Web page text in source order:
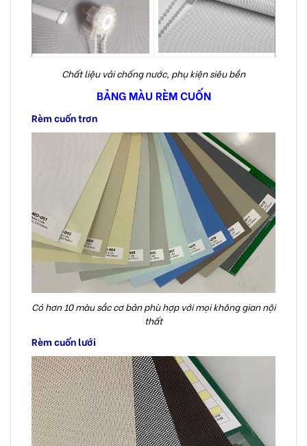
Chất liệu vải chống nước, phụ kiện siêu bền
BẢNG MÀU RÈM CUỐN
Rèm cuốn trơn
Có hơn 10 màu sắc cơ bản phù hợp với mọi không gian nội
thất
Rèm cuốn lưới